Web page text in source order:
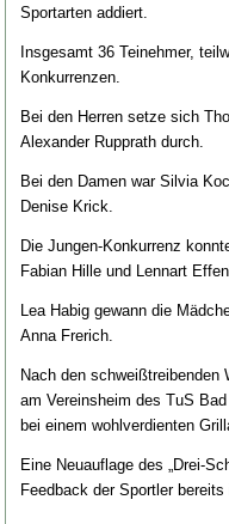
Sportarten addiert.
Insgesamt 36 Teinehmer,
Konkurrenzen.
Bei den Herren setze sich
Alexander Rupprath durch.
Bei den Damen war Silvia
Denise Krick.
Die Jungen-Konkurrenz
Fabian Hille und Lennart
Lea Habig gewann die
Anna Frerich.
Nach den schweißtreibenden
am Vereinsheim des TuS
bei einem wohlverdienten
Eine Neuauflage des „Drei-
Feedback der Sportler